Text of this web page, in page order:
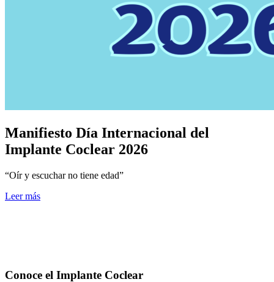
Manifiesto Día Internacional del
Implante Coclear 2026
“Oír y escuchar no tiene edad”
Leer más
Conoce el Implante Coclear